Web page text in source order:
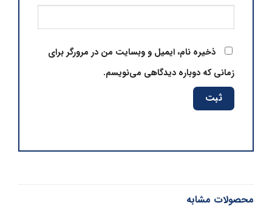
ذخیره نام، ایمیل و وبسایت من در مرورگر برای
زمانی که دوباره دیدگاهی می‌نویسم.
محصولات مشابه